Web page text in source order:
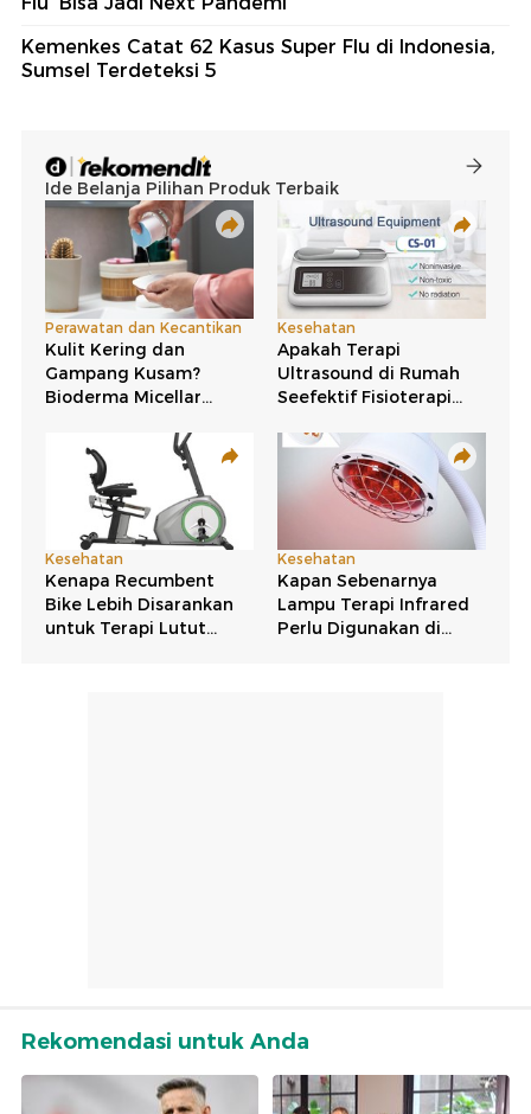
Kemenkes Catat 62 Kasus Super Flu di Indonesia,
Sumsel Terdeteksi 5
Rekomendasi untuk Anda